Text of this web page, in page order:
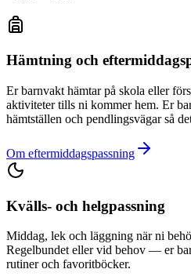
Hämtning och
Er barnvakt hämtar på skola eller
aktiviteter tills ni kommer hem. Er
hämtställen och pendlingsvägar så
Om eftermiddagspassning
Kvälls- och helgpassning
Middag, lek och läggning när ni
Regelbundet eller vid behov — er
rutiner och favoritböcker.